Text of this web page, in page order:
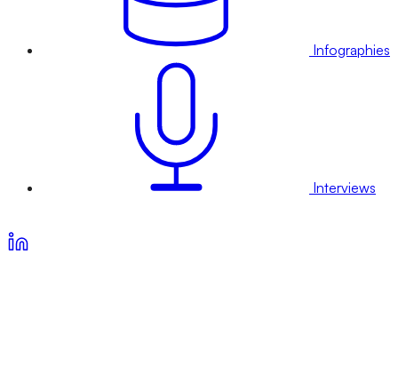
Infographies
Interviews